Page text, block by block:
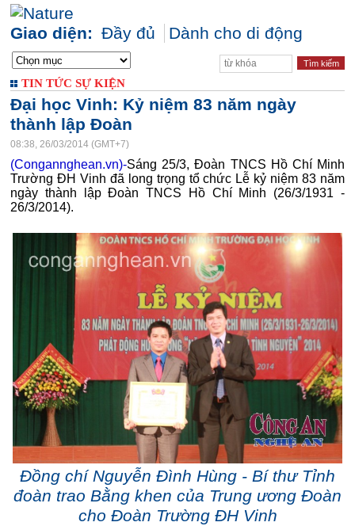
Giao diện: Đầy đủ Dành cho di động
TIN TỨC SỰ KIỆN
Đại học Vinh: Kỷ niệm 83 năm ngày
thành lập Đoàn
08:38, 26/03/2014 (GMT+7)
(Congannghean.vn)-Sáng 25/3, Đoàn TNCS Hồ Chí Minh
Trường ĐH Vinh đã long trọng tổ chức Lễ kỷ niệm 83 năm
ngày thành lập Đoàn TNCS Hồ Chí Minh (26/3/1931 -
26/3/2014).
Đồng chí Nguyễn Đình Hùng - Bí thư Tỉnh
đoàn trao Bằng khen của Trung ương Đoàn
cho Đoàn Trường ĐH Vinh